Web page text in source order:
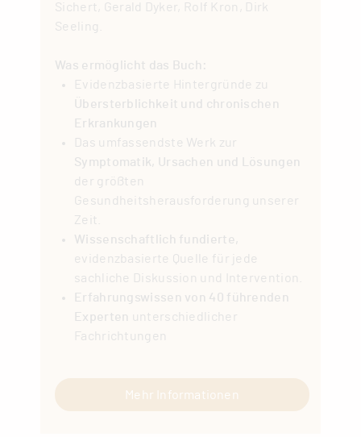
Sichert, Gerald Dyker, Rolf Kron, Dirk
Seeling.
Was ermöglicht das Buch:
Evidenzbasierte Hintergründe zu
Übersterblichkeit und chronischen
Erkrankungen
Das umfassendste Werk zur
Symptomatik, Ursachen und Lösungen
der größten
Gesundheitsherausforderung unserer
Zeit.
Wissenschaftlich fundierte,
evidenzbasierte Quelle für jede
sachliche Diskussion und Intervention.
Erfahrungswissen von 40 führenden
Experten unterschiedlicher
Fachrichtungen
Mehr Informationen